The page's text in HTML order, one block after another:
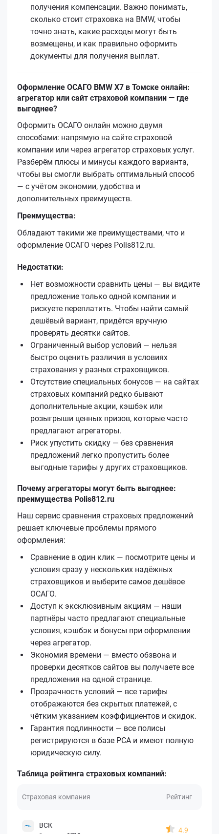
получения компенсации. Важно понимать,
сколько стоит страховка на BMW, чтобы
точно знать, какие расходы могут быть
возмещены, и как правильно оформить
документы для получения выплат.
Оформление ОСАГО BMW X7 в Томске онлайн:
агрегатор или сайт страховой компании — где
выгоднее?
Оформить ОСАГО онлайн можно двумя
способами: напрямую на сайте страховой
компании или через агрегатор страховых услуг.
Разберём плюсы и минусы каждого варианта,
чтобы вы смогли выбрать оптимальный способ
— с учётом экономии, удобства и
дополнительных преимуществ.
Преимущества:
Обладают такими же преимуществами, что и
оформление ОСАГО через Polis812.ru.
Недостатки:
Нет возможности сравнить цены — вы видите
предложение только одной компании и
рискуете переплатить. Чтобы найти самый
дешёвый вариант, придётся вручную
проверять десятки сайтов.
Ограниченный выбор условий — нельзя
быстро оценить различия в условиях
страхования у разных страховщиков.
Отсутствие специальных бонусов — на сайтах
страховых компаний редко бывают
дополнительные акции, кэшбэк или
розыгрыши ценных призов, которые часто
предлагают агрегаторы.
Риск упустить скидку — без сравнения
предложений легко пропустить более
выгодные тарифы у других страховщиков.
Почему агрегаторы могут быть выгоднее:
преимущества Polis812.ru
Наш сервис сравнения страховых предложений
решает ключевые проблемы прямого
оформления:
Сравнение в один клик — посмотрите цены и
условия сразу у нескольких надёжных
страховщиков и выберите самое дешёвое
ОСАГО.
Доступ к эксклюзивным акциям — наши
партнёры часто предлагают специальные
условия, кэшбэк и бонусы при оформлении
через агрегатор.
Экономия времени — вместо обзвона и
проверки десятков сайтов вы получаете все
предложения на одной странице.
Прозрачность условий — все тарифы
отображаются без скрытых платежей, с
чётким указанием коэффициентов и скидок.
Гарантия подлинности — все полисы
регистрируются в базе РСА и имеют полную
юридическую силу.
Таблица рейтинга страховых компаний:
Страховая компания Рейтинг
ВСК
4.9